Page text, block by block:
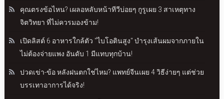
คุณตรงข้อไหน? เผลอหลับหน้าทีวีบ่อยๆ กูรูเผย 3 สาเหตุทาง
จิตวิทยา ที่ไม่ควรมองข้าม!
เปิดลิสต์ 6 อาหารใกล้ตัว "ไบโอตินสูง" บำรุงเส้นผมจากภายใน
ไม่ต้องจ่ายแพง อันดับ 1 มีแทบทุกบ้าน!
ปวดเข่า-ข้อ หลังฝนตกใช่ไหม? แพทย์จีนเผย 4 วิธีง่ายๆ แต่ช่วย
บรรเทาอาการได้จริง!